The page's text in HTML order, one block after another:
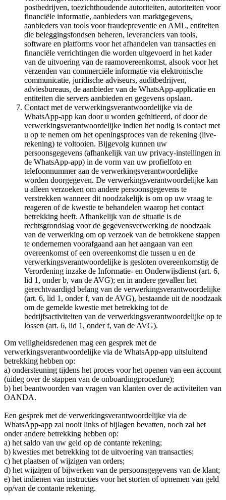
postbedrijven, toezichthoudende autoriteiten, autoriteiten voor
financiële informatie, aanbieders van marktgegevens,
aanbieders van tools voor fraudepreventie en AML, entiteiten
die beleggingsfondsen beheren, leveranciers van tools,
software en platforms voor het afhandelen van transacties en
financiële verrichtingen die worden uitgevoerd in het kader
van de uitvoering van de raamovereenkomst, alsook voor het
verzenden van commerciële informatie via elektronische
communicatie, juridische adviseurs, auditbedrijven,
adviesbureaus, de aanbieder van de WhatsApp-applicatie en
entiteiten die servers aanbieden en gegevens opslaan.
Contact met de verwerkingsverantwoordelijke via de
WhatsApp-app kan door u worden geïnitieerd, of door de
verwerkingsverantwoordelijke indien het nodig is contact met
u op te nemen om het openingsproces van de rekening (live-
rekening) te voltooien. Bijgevolg kunnen uw
persoonsgegevens (afhankelijk van uw privacy-instellingen in
de WhatsApp-app) in de vorm van uw profielfoto en
telefoonnummer aan de verwerkingsverantwoordelijke
worden doorgegeven. De verwerkingsverantwoordelijke kan
u alleen verzoeken om andere persoonsgegevens te
verstrekken wanneer dit noodzakelijk is om op uw vraag te
reageren of de kwestie te behandelen waarop het contact
betrekking heeft. Afhankelijk van de situatie is de
rechtsgrondslag voor de gegevensverwerking de noodzaak
van de verwerking om op verzoek van de betrokkene stappen
te ondernemen voorafgaand aan het aangaan van een
overeenkomst of een overeenkomst die tussen u en de
verwerkingsverantwoordelijke is gesloten overeenkomstig de
Verordening inzake de Informatie- en Onderwijsdienst (art. 6,
lid 1, onder b, van de AVG); en in andere gevallen het
gerechtvaardigd belang van de verwerkingsverantwoordelijke
(art. 6, lid 1, onder f, van de AVG), bestaande uit de noodzaak
om de gemelde kwestie met betrekking tot de
bedrijfsactiviteiten van de verwerkingsverantwoordelijke op te
lossen (art. 6, lid 1, onder f, van de AVG).
Om veiligheidsredenen mag een gesprek met de
verwerkingsverantwoordelijke via de WhatsApp-app uitsluitend
betrekking hebben op:
a) ondersteuning tijdens het proces voor het openen van een account
(uitleg over de stappen van de onboardingprocedure);
b) het beantwoorden van vragen van klanten over de activiteiten van
OANDA.
Een gesprek met de verwerkingsverantwoordelijke via de
WhatsApp-app zal nooit links of bijlagen bevatten, noch zal het
onder andere betrekking hebben op:
a) het saldo van uw geld op de contante rekening;
b) kwesties met betrekking tot de uitvoering van transacties;
c) het plaatsen of wijzigen van orders;
d) het wijzigen of bijwerken van de persoonsgegevens van de klant;
e) het indienen van instructies voor het storten of opnemen van geld
op/van de contante rekening.